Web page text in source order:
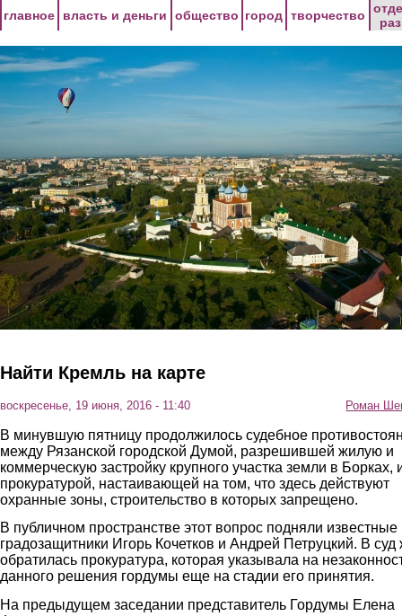
главное власть и деньги общество город творчество
Найти Кремль на карте
воскресенье, 19 июня, 2016 - 11:40 Роман
В минувшую пятницу продолжилось судебное
между Рязанской городской Думой, разрешившей жилую и
коммерческую застройку крупного участка земли в Борках,
прокуратурой, настаивающей на том, что здесь действуют
охранные зоны, строительство в которых запрещено.
В публичном пространстве этот вопрос подняли известные
градозащитники Игорь Кочетков и Андрей Петруцкий. В суд
обратилась прокуратура, которая указывала на
данного решения гордумы еще на стадии его принятия.
На предыдущем заседании представитель Гордумы Елена